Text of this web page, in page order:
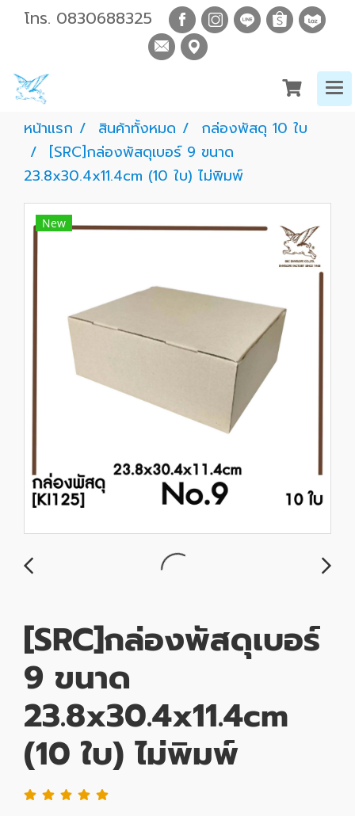
โทร. 0830688325
หน้าแรก สินค้าทั้งหมด
กล่องพัสดุ 10 ใบ
[SRC]กล่องพัสดุเบอร์ 9 ขนาด
23.8x30.4x11.4cm (10 ใบ) ไม่พิมพ์
New
[SRC]กล่องพัสดุเบอร์
9 ขนาด
23.8x30.4x11.4cm
(10 ใบ) ไม่พิมพ์